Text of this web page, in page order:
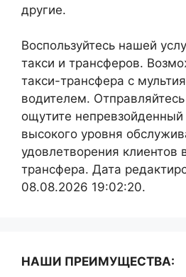
другие.
Воспользуйтесь нашей
такси и трансферов.
такси-трансфера с
водителем.
ощутите непревзойденный
высокого уровня
удовлетворения клиентов
трансфера. Дата
08.08.2026 19:02:20.
НАШИ ПРЕИМУЩЕСТВА: